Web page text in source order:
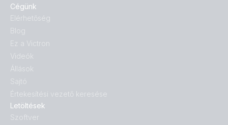
Letöltések
Szoftver
Cégünk
Elérhetőség
Blog
Ez a Victron
Videók
Állások
Sajtó
Értekesítési vezető keresése